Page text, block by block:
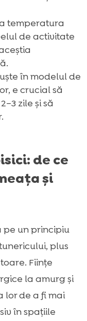
temperatura
de activitate
în modelul de
e crucial să
zile și să
de ce
și
un principiu
plus
Ființe
la amurg și
lor de a fi mai
în spațiile